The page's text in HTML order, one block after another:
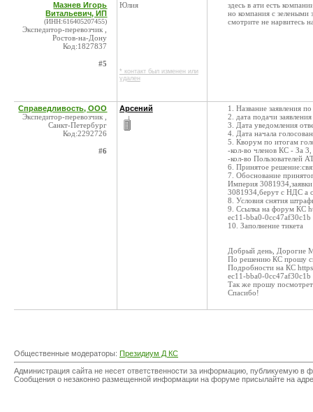
Мазнев Игорь
Витальевич, ИП
(ИНН:616405207455)
Экспедитор-перевозчик ,
Ростов-на-Дону
Код:1827837
#5
Юлия
* контакт был изменен или
удален
здесь в ати есть
но компания с зелеными
смотрите не нарвитесь
Справедливость, ООО
Экспедитор-перевозчик ,
Санкт-Петербург
Код:2292726
#6
Арсений
1. Название заявления
2. дата подачи
3. Дата уведомления
4. Дата начала
5. Кворум по итогам
-кол-во членов КС - За
-кол-во Пользователей
6. Принятое
7. Обоснование
Империя
3081934,берут с НДС а
8. Условия снятия
9. Ссылка на форум КС
ec11-bba0-0cc47af30c1b
10. Заполнение тикета
Добрый день, Дорогие
По решению КС прошу
Подробности на КС
ec11-bba0-0cc47af30c1b
Так же прошу
Спасибо!
Общественные модераторы: Президиум Д КС
Администрация сайта не несет ответственности за информацию, публикуемую
Сообщения о незаконно размещенной информации на форуме присылайте на